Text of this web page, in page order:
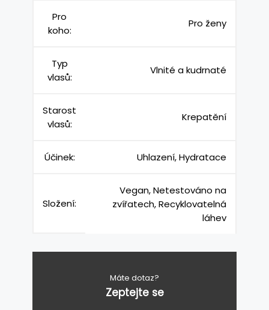
Pro
koho:
Pro ženy
Typ
vlasů:
Vlnité a kudrnaté
Starost
vlasů:
Krepatění
Účinek: Uhlazení, Hydratace
Složení:
Vegan, Netestováno na
zvířatech, Recyklovatelná
láhev
Máte dotaz?
Zeptejte se